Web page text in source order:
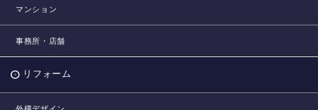
マンション
事務所・店舗
リフォーム